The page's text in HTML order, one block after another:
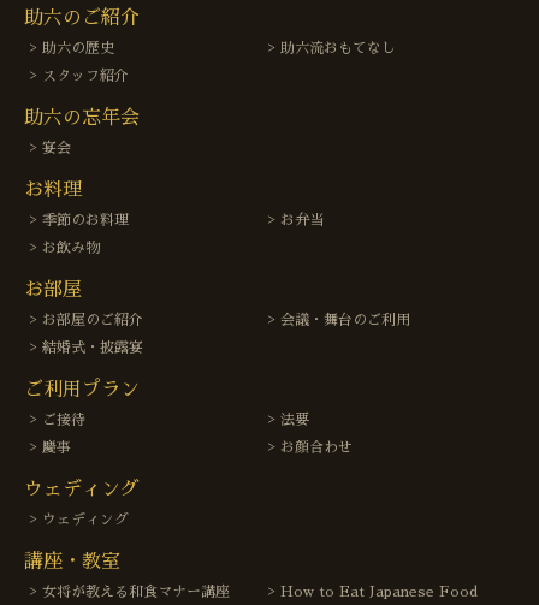
助六のご紹介
助六の歴史
助六流おもてなし
スタッフ紹介
助六の忘年会
宴会
お料理
季節のお料理
お弁当
お飲み物
お部屋
お部屋のご紹介
会議・舞台のご利用
結婚式・披露宴
ご利用プラン
ご接待
法要
慶事
お顔合わせ
ウェディング
ウェディング
講座・教室
女将が教える和食マナー講座 How to Eat Japanese Food